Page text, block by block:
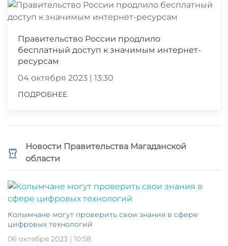
Правительство России продлило
бесплатный доступ к значимым интернет-
ресурсам
04 октября 2023 | 13:30
ПОДРОБНЕЕ
Новости Правительства Магаданской
области
Колымчане могут проверить свои знания в сфере
цифровых технологий
06 октября 2023 | 10:58